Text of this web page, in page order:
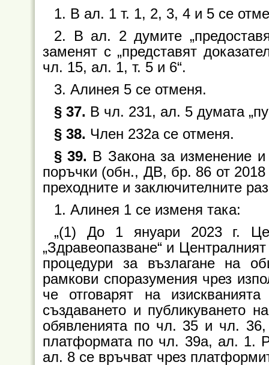
1. В ал. 1 т. 1, 2, 3, 4 и 5 се
2. В ал. 2 думите
заменят с „представят
чл. 15, ал. 1, т. 5 и 6“.
3. Алинея 5 се отменя.
§ 37. В чл. 231, ал. 5 думата
§ 38. Член 232а се отменя.
§ 39. В Закона за изменение
поръчки (обн., ДВ, бр. 86 от 2018
преходните и заключителните
1. Алинея 1 се изменя така:
„(1) До 1 януари 2023 г.
„Здравеопазване“ и
процедури за възлагане на
рамкови споразумения чрез
че отговарят на
създаването и
обявленията по чл. 35 и чл.
платформата по чл. 39а, ал. 1.
ал. 8 се връчват чрез